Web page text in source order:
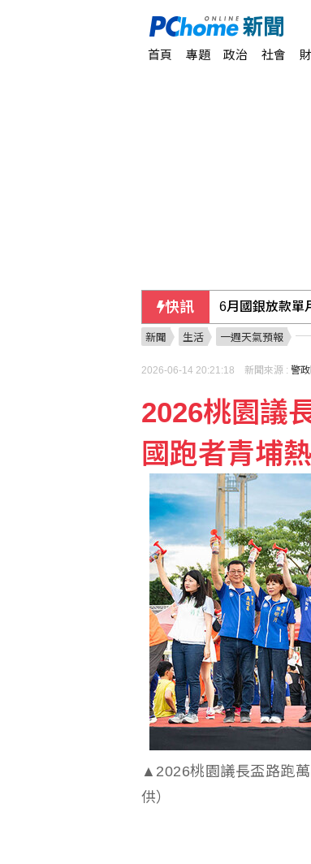
首頁 專題 政治 社會
快訊 6月國銀放款
民俗月不怕阿
美參院通過對
新聞 生活 一週天氣預報
2026-06-14 20:21:18 新聞來源 : 警
2026桃園議
國跑者青埔
▲2026桃園議長盃路跑
供）